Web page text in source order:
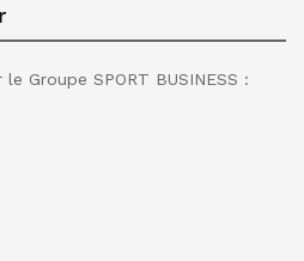
Groupe SPORT BUSINESS :